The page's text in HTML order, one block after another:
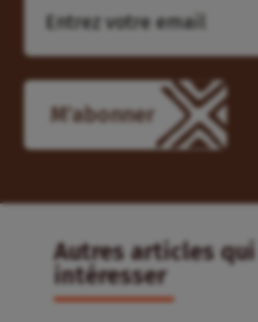
M'abonner
Autres articles
intéresser